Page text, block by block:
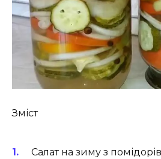
Зміст
Салат на зиму з